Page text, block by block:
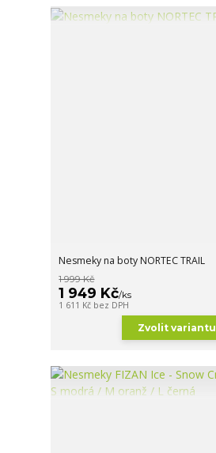
Nesmeky na boty NORTEC TRAIL
1 999 Kč
1 949 Kč/ks
1 611 Kč bez DPH
Zvolit variantu